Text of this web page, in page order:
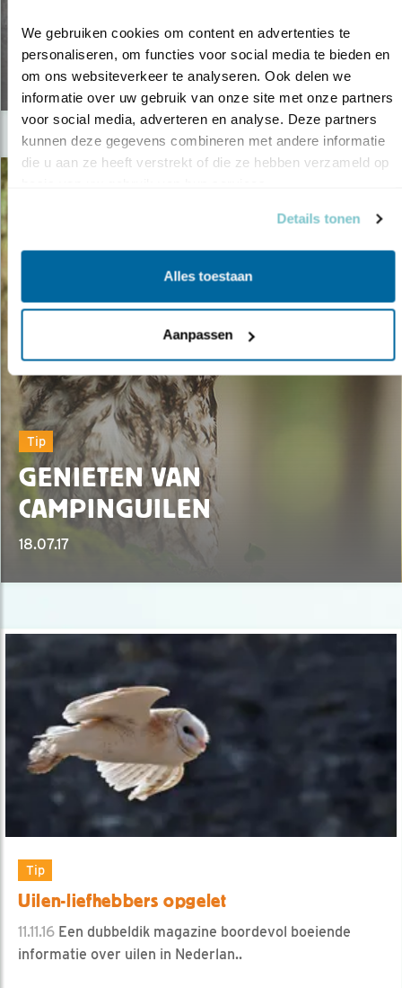
We gebruiken cookies om content en advertenties te
personaliseren, om functies voor social media te bieden en
om ons websiteverkeer te analyseren. Ook delen we
informatie over uw gebruik van onze site met onze partners
voor social media, adverteren en analyse. Deze partners
kunnen deze gegevens combineren met andere informatie
die u aan ze heeft verstrekt of die ze hebben verzameld op
Details tonen
Alles toestaan
Aanpassen
BOSUIL IN DE BUURT!
31.01.22
Tip
GENIETEN VAN
CAMPINGUILEN
18.07.17
Tip
Uilen-liefhebbers opgelet
11.11.16 Een dubbeldik magazine boordevol boeiende
informatie over uilen in Nederlan..